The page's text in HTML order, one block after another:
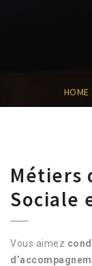
HOME
Métiers
Sociale
Vous aimez